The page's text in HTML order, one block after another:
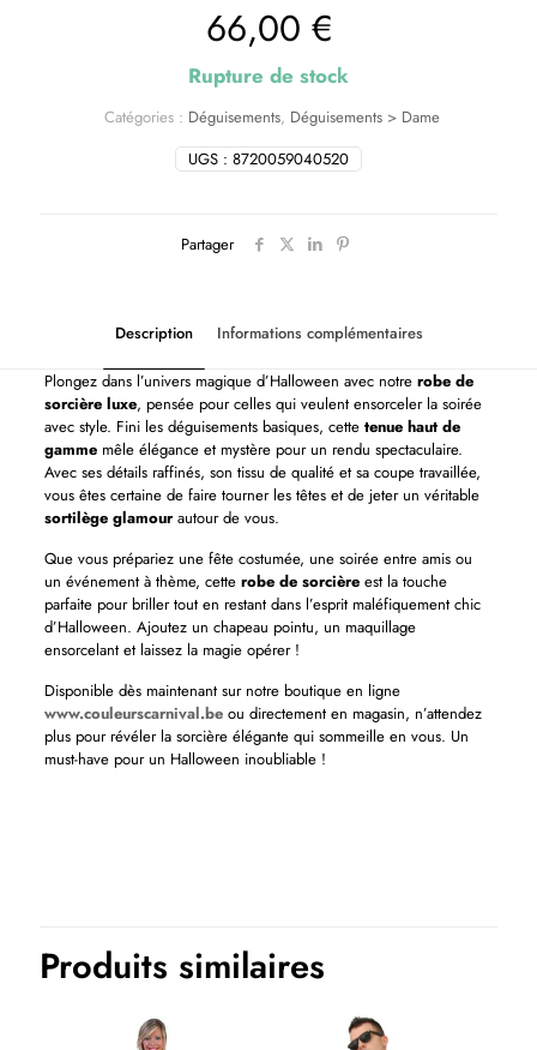
66,00 €
Rupture de stock
UGS : 8720059040520
Catégories : Déguisements, Déguisements > Dame
Partager
Description Informations complémentaires
Plongez dans l’univers magique d’Halloween avec notre robe de
sorcière luxe, pensée pour celles qui veulent ensorceler la soirée
avec style. Fini les déguisements basiques, cette tenue haut de
gammemêle élégance et mystère pour un rendu spectaculaire.
Avec ses détails raffinés, son tissu de qualité et sa coupe travaillée,
vous êtes certaine de faire tourner les têtes et de jeter un véritable
sortilège glamourautour de vous.
Que vous prépariez une fête costumée, une soirée entre amis ou
un événement à thème, cette robe de sorcièreest la touche
parfaite pour briller tout en restant dans l’esprit maléfiquement chic
d’Halloween. Ajoutez un chapeau pointu, un maquillage
ensorcelant et laissez la magie opérer !
Disponible dès maintenant sur notre boutique en ligne
www.couleurscarnival.beou directement en magasin, n’attendez
plus pour révéler la sorcière élégante qui sommeille en vous. Un
must-have pour un Halloween inoubliable !
Produits similaires